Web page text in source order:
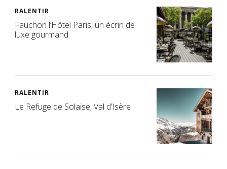
RALENTIR
Fauchon l’Hôtel Paris, un écrin de
luxe gourmand
RALENTIR
Le Refuge de Solaise, Val d’Isère